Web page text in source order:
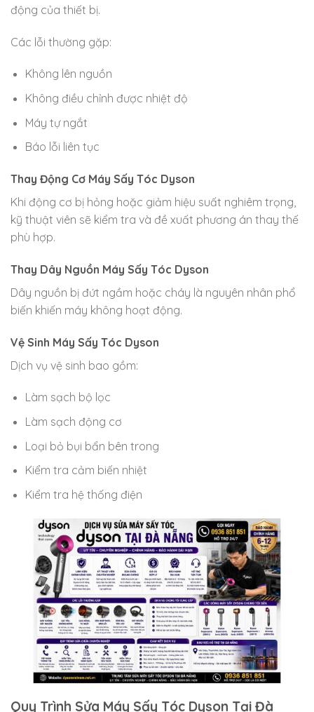
động của thiết bị.
Các lỗi thường gặp:
Không lên nguồn
Không điều chỉnh được nhiệt độ
Máy tự ngắt
Báo lỗi liên tục
Thay Động Cơ Máy Sấy Tóc Dyson
Khi động cơ bị hỏng hoặc giảm hiệu suất nghiêm trọng,
kỹ thuật viên sẽ kiểm tra và đề xuất phương án thay thế
phù hợp.
Thay Dây Nguồn Máy Sấy Tóc Dyson
Dây nguồn bị đứt ngầm hoặc cháy là nguyên nhân phổ
biến khiến máy không hoạt động.
Vệ Sinh Máy Sấy Tóc Dyson
Dịch vụ vệ sinh bao gồm:
Làm sạch bộ lọc
Làm sạch động cơ
Loại bỏ bụi bẩn bên trong
Kiểm tra cảm biến nhiệt
Kiểm tra hệ thống điện
Quy Trình Sửa Máy Sấy Tóc Dyson Tại Đà